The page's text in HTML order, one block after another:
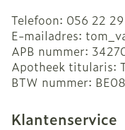
Telefoon: 056 22
E-mailadres:
APB nummer:
Apotheek titularis:
BTW nummer:
Klantenservice